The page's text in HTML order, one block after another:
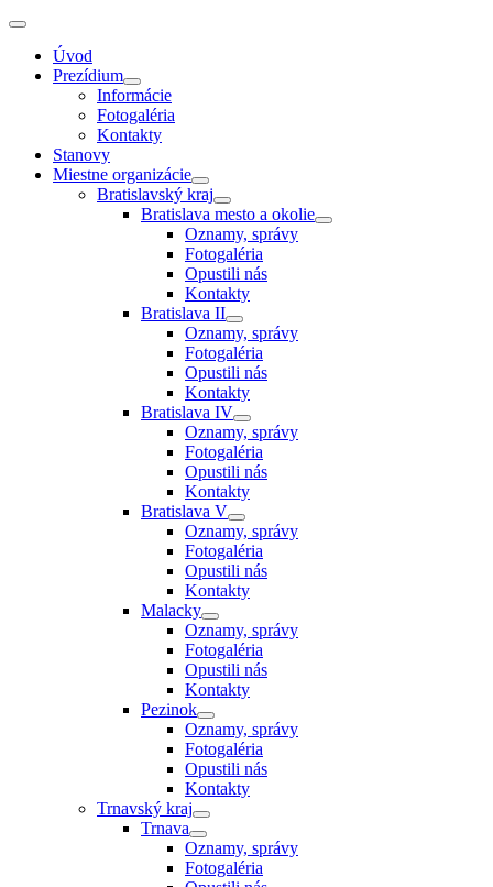
Úvod
Prezídium
Informácie
Fotogaléria
Kontakty
Stanovy
Miestne organizácie
Bratislavský kraj
Bratislava mesto a okolie
Oznamy, správy
Fotogaléria
Opustili nás
Kontakty
Bratislava II
Oznamy, správy
Fotogaléria
Opustili nás
Kontakty
Bratislava IV
Oznamy, správy
Fotogaléria
Opustili nás
Kontakty
Bratislava V
Oznamy, správy
Fotogaléria
Opustili nás
Kontakty
Malacky
Oznamy, správy
Fotogaléria
Opustili nás
Kontakty
Pezinok
Oznamy, správy
Fotogaléria
Opustili nás
Kontakty
Trnavský kraj
Trnava
Oznamy, správy
Fotogaléria